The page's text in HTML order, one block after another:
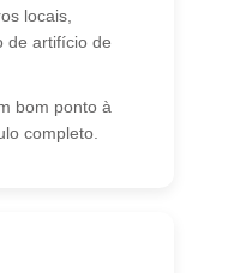
locais,
de artifício de
bom ponto à
completo.